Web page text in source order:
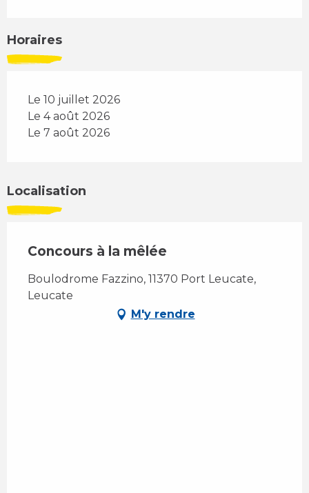
Horaires
Le 10 juillet 2026
Le 4 août 2026
Le 7 août 2026
Localisation
Concours à la mêlée
Boulodrome Fazzino, 11370 Port Leucate,
Leucate
M'y rendre